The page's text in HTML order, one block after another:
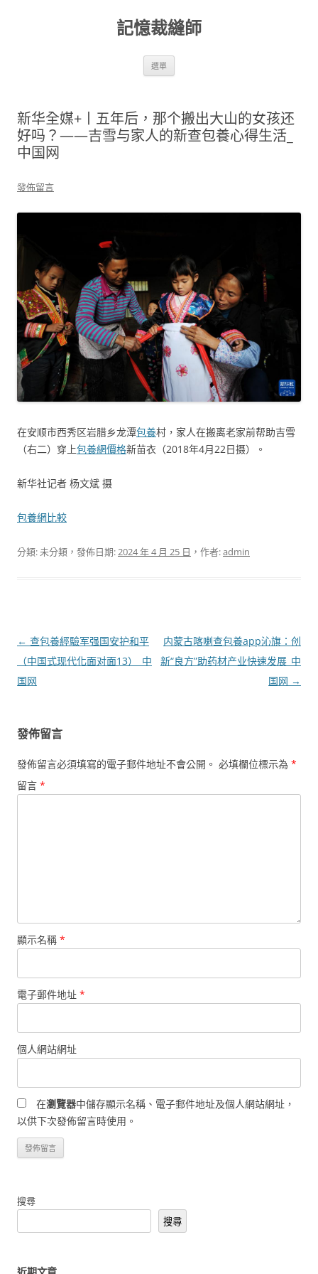
記憶裁縫師
選單
新华全媒+丨五年后，那个搬出大山的女孩还
好吗？——吉雪与家人的新查包養心得生活_
中国网
發佈留言
在安顺市西秀区岩腊乡龙潭包養村，家人在搬离老家前帮助吉雪
（右二）穿上包養網價格新苗衣（2018年4月22日摄）。
新华社记者 杨文斌 摄
包養網比較
分類: 未分類，發佈日期:2024 年 4 月 25 日 ，作者:admin
文
章
導
← 查包養經驗军强国安护和平
（中国式现代化面对面13）_中
国网
内蒙古喀喇查包養app沁旗：创
新“良方”助药材产业快速发展_中
国网 →
發佈留言
發佈留言必須填寫的電子郵件地址不會公開。 必填欄位標示為 *
留言 *
顯示名稱 *
電子郵件地址 *
個人網站網址
在瀏覽器中儲存顯示名稱、電子郵件地址及個人網站網址，
以供下次發佈留言時使用。
搜尋
搜尋